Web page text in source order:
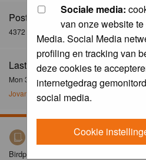
Sociale media:
van onze website
Media. Social Media
profiling en tracking van
deze cookies te
internetgedrag
social media.
Cookie
Posts:
4372
Last Post:
Mon 30 Dec 2024, 21:02
Jovanzo
Birdpix spelregels
Birdpix is niet zomaar een foto-site.